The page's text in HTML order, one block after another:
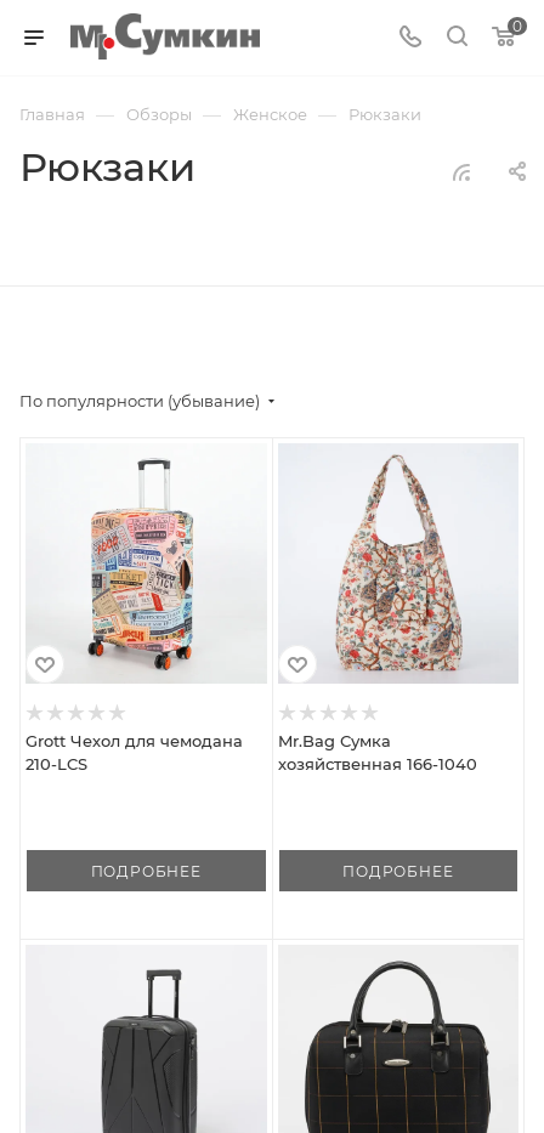
0
Главная — Обзоры — Женское — Рюкзаки
Рюкзаки
По популярности (убывание)
Grott Чехол для чемодана
210-LCS
ПОДРОБНЕЕ
Mr.Bag Сумка
хозяйственная 166-1040
ПОДРОБНЕЕ